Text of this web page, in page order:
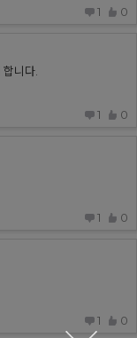
1 0
니다.
1 0
1 0
1 0